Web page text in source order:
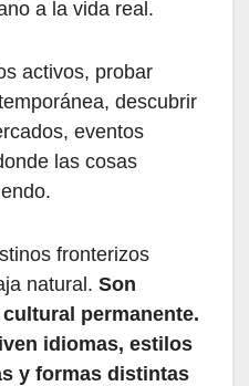
a la vida real.
activos, probar
descubrir
eventos
las cosas
fronterizos
natural. Son
permanente.
idiomas, estilos
y formas distintas